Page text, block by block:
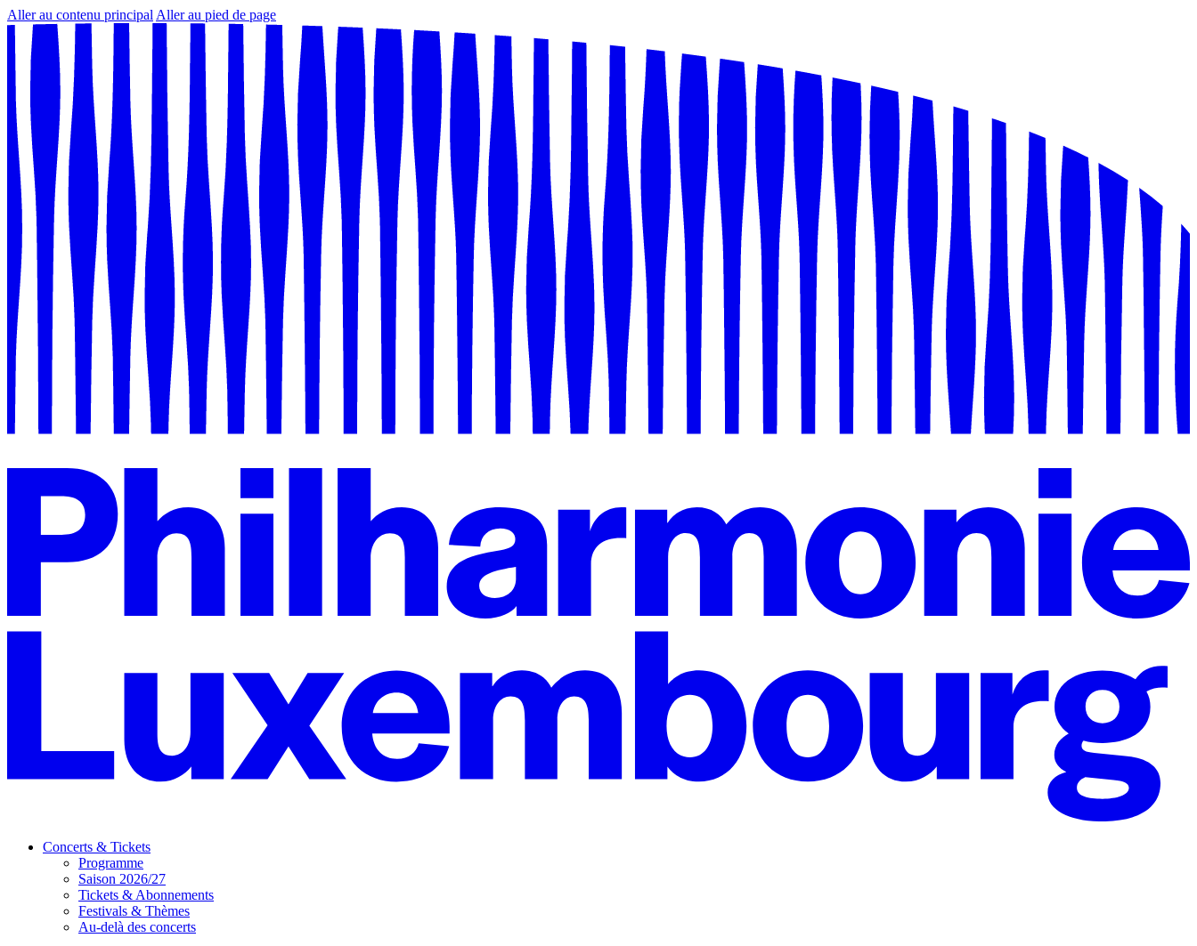
Aller au contenu principal Aller au pied de page
Concerts & Tickets
Programme
Saison 2026/27
Tickets & Abonnements
Festivals & Thèmes
Au-delà des concerts